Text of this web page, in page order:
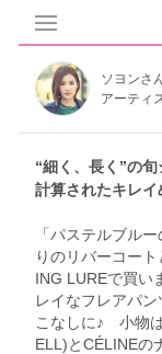
ソヨンさ
アーティ
“細く、長く”の
計算されたキレイ
「パステルブル
りのリバーコー
ING LUREで買い
レイなフレアパ
こなしに♪ 小物
ELL)とCÉLINEの